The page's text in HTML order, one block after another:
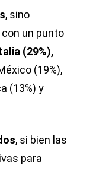
, sino
un punto
(29%),
(19%),
(13%) y
, si bien las
para